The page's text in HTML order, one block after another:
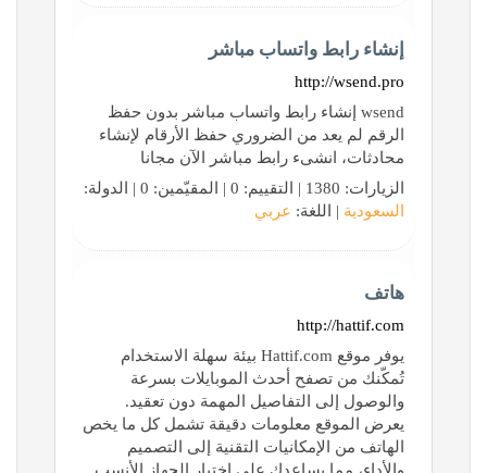
إنشاء رابط واتساب مباشر
http://wsend.pro
wsend إنشاء رابط واتساب مباشر بدون حفظ
الرقم لم يعد من الضروري حفظ الأرقام لإنشاء
محادثات، انشىء رابط مباشر الآن مجانا
الزيارات: 1380 | التقييم: 0 | المقيّمين: 0 | الدولة:
السعودية | اللغة: عربي
هاتف
http://hattif.com
يوفر موقع Hattif.com بيئة سهلة الاستخدام
تُمكّنك من تصفح أحدث الموبايلات بسرعة
والوصول إلى التفاصيل المهمة دون تعقيد.
يعرض الموقع معلومات دقيقة تشمل كل ما يخص
الهاتف من الإمكانيات التقنية إلى التصميم